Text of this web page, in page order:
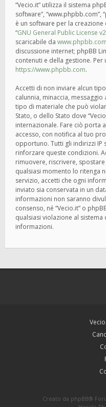
“Vecio.it” utilizza il sistema
software”, “www.phpbb.com”,
è un software per la
“GNU General Public License v2
scaricabile da www.phpbb.com
discussione internet; phpBB
contenuti e della gestione.
https://www.phpbb.com.
Accetti di non inviare alcun
calunnia, minaccia,
tipo di materiale che può
Stato, o dello Stato dove
internazionale. Fare ciò porta
accesso, con notifica al tuo
opportuno. Tutti gli indirizzi IP
rinforzare queste condizioni.
rimuovere, riscrivere,
qualsiasi momento lo ritenga
servizio, accetti che ogni
inviato sia conservata in un
informazioni non saranno
consenso, né “Vecio.it” o
qualsiasi violazione al
informazioni.
Creato da phpBB®